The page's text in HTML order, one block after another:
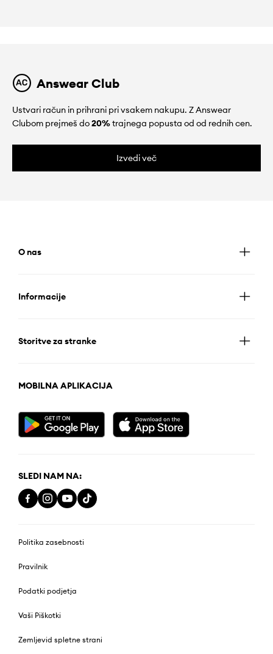
Answear Club
Ustvari račun in prihrani pri vsakem nakupu. Z Answear
Clubom prejmeš do20%trajnega popusta od od rednih cen.
Izvedi več
O nas
Informacije
Storitve za stranke
MOBILNA APLIKACIJA
SLEDI NAM NA:
Politika zasebnosti
Pravilnik
Podatki podjetja
Vaši Piškotki
Zemljevid spletne strani